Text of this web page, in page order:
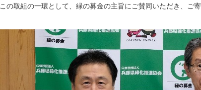
この取組の一環として、緑の募金の主旨にご賛同いただき、ご寄